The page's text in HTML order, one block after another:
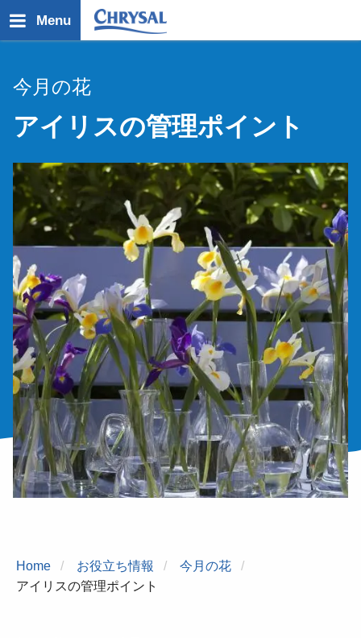
イ
Menu
今月の花
アイリスの管理ポイント
Home お役立ち情報
今月の花
アイリスの管理ポイント